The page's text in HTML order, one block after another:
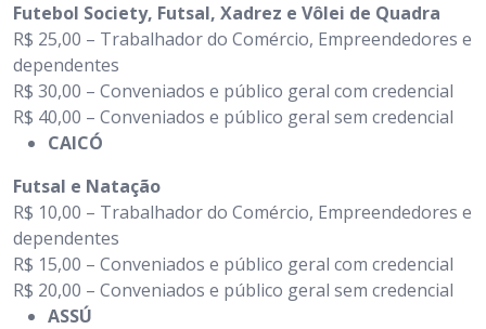
Futebol Society, Futsal, Xadrez e Vôlei de Quadra
R$ 25,00 – Trabalhador do Comércio, Empreendedores e
dependentes
R$ 30,00 – Conveniados e público geral com credencial
R$ 40,00 – Conveniados e público geral sem credencial
CAICÓ
Futsal e Natação
R$ 10,00 – Trabalhador do Comércio, Empreendedores e
dependentes
R$ 15,00 – Conveniados e público geral com credencial
R$ 20,00 – Conveniados e público geral sem credencial
ASSÚ